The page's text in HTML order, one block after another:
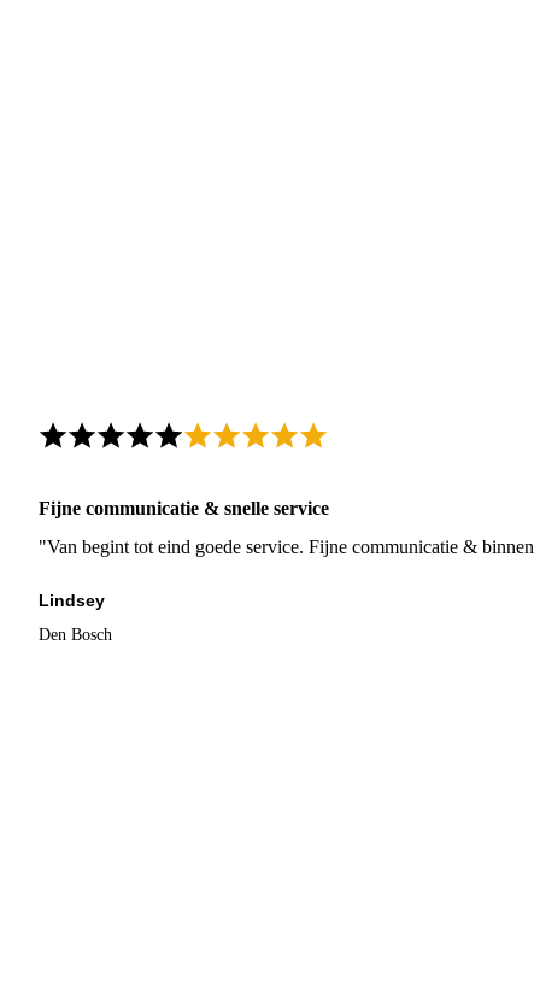
Fijne communicatie & snelle service
"Van begint tot eind goede service. Fijne communicatie &
Lindsey
Den Bosch